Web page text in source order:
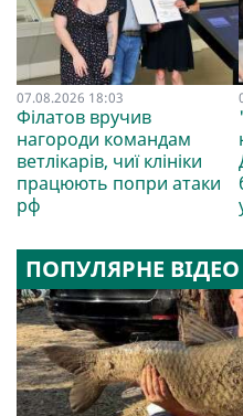
07.08.2026 18:03
Філатов вручив
нагороди командам
ветлікарів, чиї клініки
працюють попри атаки
рф
ПОПУЛЯРНЕ ВІДЕО